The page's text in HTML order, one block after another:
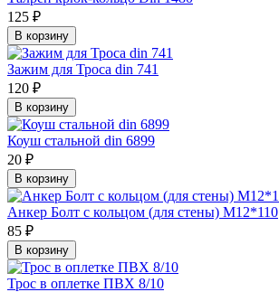
125 ₽
В корзину
Зажим для Троса din 741
120 ₽
В корзину
Коуш стальной din 6899
20 ₽
В корзину
Анкер Болт с кольцом (для стены) М12*110
85 ₽
В корзину
Трос в оплетке ПВХ 8/10